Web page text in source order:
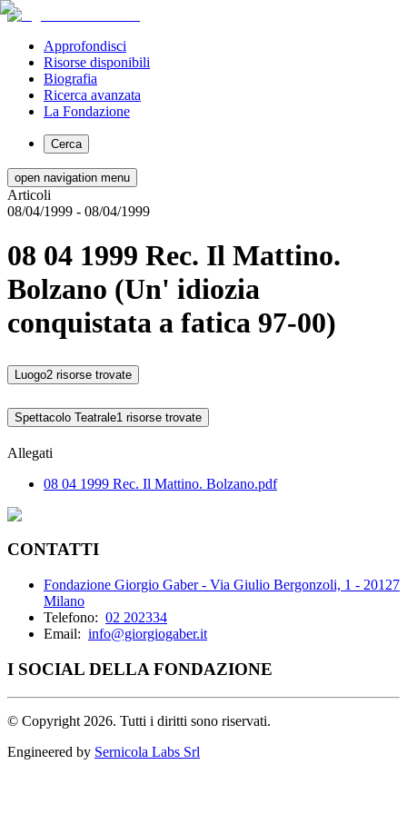
Approfondisci
Risorse disponibili
Biografia
Ricerca avanzata
La Fondazione
Cerca
open navigation menu
Articoli
08/04/1999 - 08/04/1999
08 04 1999 Rec. Il Mattino.
Bolzano (Un' idiozia
conquistata a fatica 97-00)
Luogo2 risorse trovate
Spettacolo Teatrale1 risorse trovate
Allegati
08 04 1999 Rec. Il Mattino. Bolzano.pdf
CONTATTI
Fondazione Giorgio Gaber - Via Giulio Bergonzoli, 1 - 20127
Milano
Telefono: 02 202334
Email: info@giorgiogaber.it
I SOCIAL DELLA FONDAZIONE
© Copyright 2026. Tutti i diritti sono riservati.
Engineered by Sernicola Labs Srl